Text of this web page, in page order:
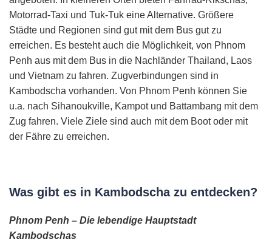
Motorrad-Taxi und Tuk-Tuk eine Alternative. Größere
Städte und Regionen sind gut mit dem Bus gut zu
erreichen. Es besteht auch die Möglichkeit, von Phnom
Penh aus mit dem Bus in die Nachländer Thailand, Laos
und Vietnam zu fahren. Zugverbindungen sind in
Kambodscha vorhanden. Von Phnom Penh können Sie
u.a. nach Sihanoukville, Kampot und Battambang mit dem
Zug fahren. Viele Ziele sind auch mit dem Boot oder mit
der Fähre zu erreichen.
Was gibt es in Kambodscha zu entdecken?
Phnom Penh – Die lebendige Hauptstadt
Kambodschas